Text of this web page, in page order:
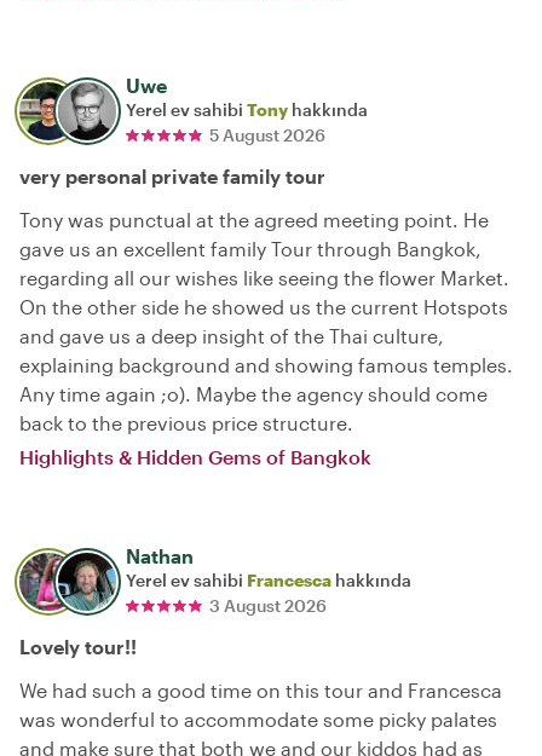
Uwe
Yerel ev sahibi Tony hakkında
5 August 2026
very personal private family tour
Tony was punctual at the agreed meeting point. He
gave us an excellent family Tour through Bangkok,
regarding all our wishes like seeing the flower Market.
On the other side he showed us the current Hotspots
and gave us a deep insight of the Thai culture,
explaining background and showing famous temples.
Any time again ;o). Maybe the agency should come
back to the previous price structure.
Highlights & Hidden Gems of Bangkok
Nathan
Yerel ev sahibi Francesca hakkında
3 August 2026
Lovely tour!!
We had such a good time on this tour and Francesca
was wonderful to accommodate some picky palates
and make sure that both we and our kiddos had as